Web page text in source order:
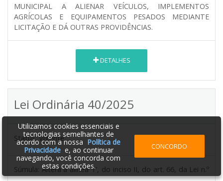
MUNICIPAL A ALIENAR VEÍCULOS, IMPLEMENTOS
AGRÍCOLAS E EQUIPAMENTOS PESADOS MEDIANTE
LICITAÇÃO E DÁ OUTRAS PROVIDÊNCIAS.
DETALHES
Lei Ordinária 40/2025
Status: Vigente
Súmula: Altera a alínea “i”, do inciso II, do art. 66, da Lei n.º
Utilizamos cookies essenciais e
tecnologias semelhantes de
acordo com a nossa Política de
Privacidadee, ao continuar
navegando, você concorda com
estas condições.
CONCORDO